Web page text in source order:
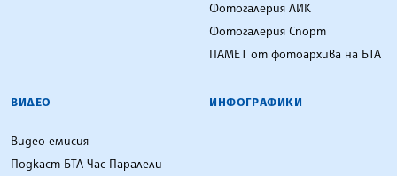
Фотогалерия ЛИК
Фотогалерия Спорт
ПАМЕТ от фотоархива на БТА
ВИДЕО
Видео емисия
Подкаст БТА Час Паралели
ИНФОГРАФИКИ